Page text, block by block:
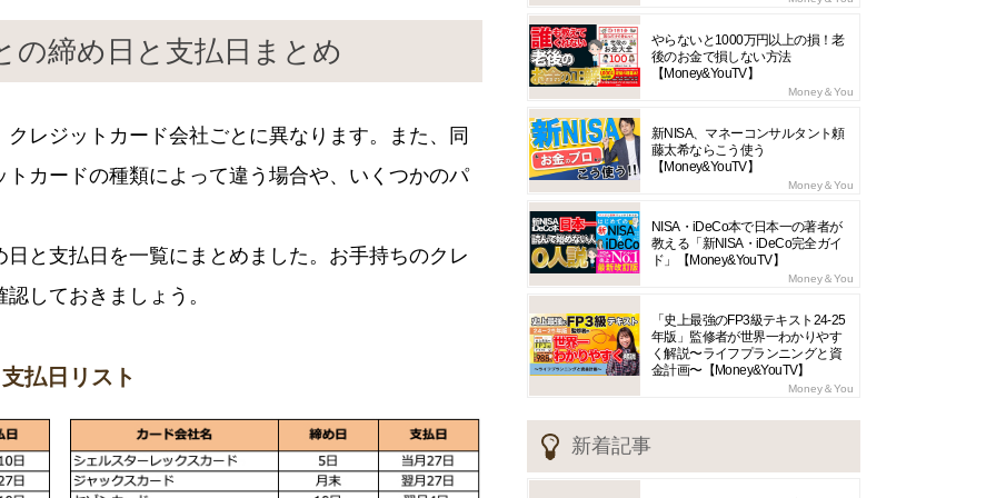
の締め日と支払日まとめ
レジットカード会社ごとに異なります。また、同
カードの種類によって違う場合や、いくつかのパ
と支払日を一覧にまとめました。お手持ちのクレ
しておきましょう。
払日リスト
やらないと1000万円以上の損！老
後のお金で損しない方法
【Money&YouTV】
Money＆You
新NISA、マネーコンサルタント頼
藤太希ならこう使う
【Money&YouTV】
Money＆You
NISA・iDeCo本で日本一の著者が
教える「新NISA・iDeCo完全ガイ
ド」【Money&YouTV】
Money＆You
「史上最強のFP3級テキスト24-25
年版」監修者が世界一わかりやす
く解説〜ライフプランニングと資
金計画〜【Money&YouTV】
Money＆You
新着記事